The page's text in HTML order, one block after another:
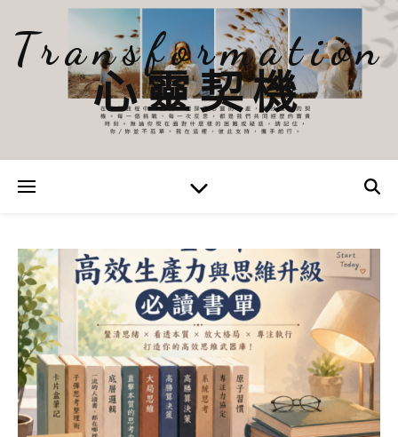
Transformation
心靈契機